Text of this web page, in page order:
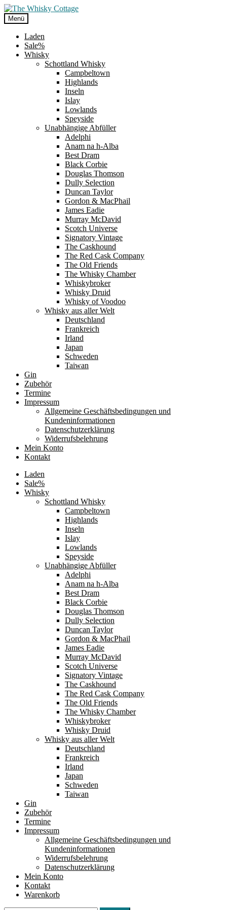
Zur
Navigation
springen
Zum
Inhalt
springen
Menü
Laden
Sale%
Whisky
Schottland Whisky
Campbeltown
Highlands
Inseln
Islay
Lowlands
Speyside
Unabhängige Abfüller
Adelphi
Anam na h-Alba
Best Dram
Black Corbie
Douglas Thomson
Dully Selection
Duncan Taylor
Gordon & MacPhail
James Eadie
Murray McDavid
Scotch Universe
Signatory Vintage
The Caskhound
The Red Cask Company
The Old Friends
The Whisky Chamber
Whiskybroker
Whisky Druid
Whisky of Voodoo
Whisky aus aller Welt
Deutschland
Frankreich
Irland
Japan
Schweden
Taiwan
Gin
Zubehör
Termine
Impressum
Allgemeine Geschäftsbedingungen und
Kundeninformationen
Datenschutzerklärung
Widerrufsbelehrung
Mein Konto
Kontakt
Laden
Sale%
Whisky
Schottland Whisky
Campbeltown
Highlands
Inseln
Islay
Lowlands
Speyside
Unabhängige Abfüller
Adelphi
Anam na h-Alba
Best Dram
Black Corbie
Douglas Thomson
Dully Selection
Duncan Taylor
Gordon & MacPhail
James Eadie
Murray McDavid
Scotch Universe
Signatory Vintage
The Caskhound
The Red Cask Company
The Old Friends
The Whisky Chamber
Whiskybroker
Whisky Druid
Whisky aus aller Welt
Deutschland
Frankreich
Irland
Japan
Schweden
Taiwan
Gin
Zubehör
Termine
Impressum
Allgemeine Geschäftsbedingungen und
Kundeninformationen
Widerrufsbelehrung
Datenschutzerklärung
Mein Konto
Kontakt
Warenkorb